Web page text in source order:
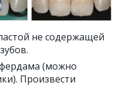
не содержащей
(можно
Произвести